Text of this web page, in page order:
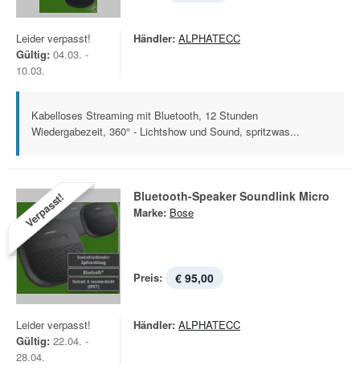
Leider verpasst!
Gültig: 04.03. -
10.03.
Händler: ALPHATECC
Kabelloses Streaming mit Bluetooth, 12 Stunden
Wiedergabezeit, 360° - Lichtshow und Sound, spritzwas...
Verpasst! Bluetooth-Speaker Soundlink Micro
Marke: Bose
Preis: € 95,00
Leider verpasst!
Gültig: 22.04. -
28.04.
Händler: ALPHATECC